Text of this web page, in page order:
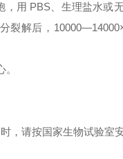
用 PBS、生理盐水或
裂解后，
，请按国家生物试验室